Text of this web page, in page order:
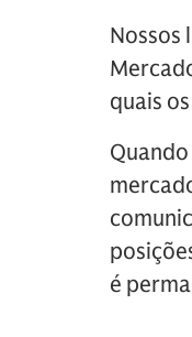
Nossos
quais
é